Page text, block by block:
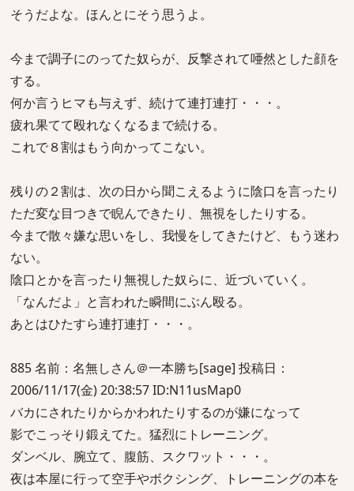
そうだよな。ほんとにそう思うよ。
今まで調子にのってた奴らが、反撃されて唖然とした顔を
する。
何か言うヒマも与えず、続けて連打連打・・・。
疲れ果てて殴れなくなるまで続ける。
これで８割はもう向かってこない。
残りの２割は、次の日から聞こえるように陰口を言ったり
ただ変な目つきで睨んできたり、無視をしたりする。
今まで散々嫌な思いをし、我慢をしてきたけど、もう迷わ
ない。
陰口とかを言ったり無視した奴らに、近づいていく。
「なんだよ」と言われた瞬間にぶん殴る。
あとはひたすら連打連打・・・。
885 名前：名無しさん＠一本勝ち[sage] 投稿日：
2006/11/17(金) 20:38:57 ID:N11usMap0
バカにされたりからかわれたりするのが嫌になって
影でこっそり鍛えてた。猛烈にトレーニング。
ダンベル、腕立て、腹筋、スクワット・・・。
夜は本屋に行って空手やボクシング、トレーニングの本を